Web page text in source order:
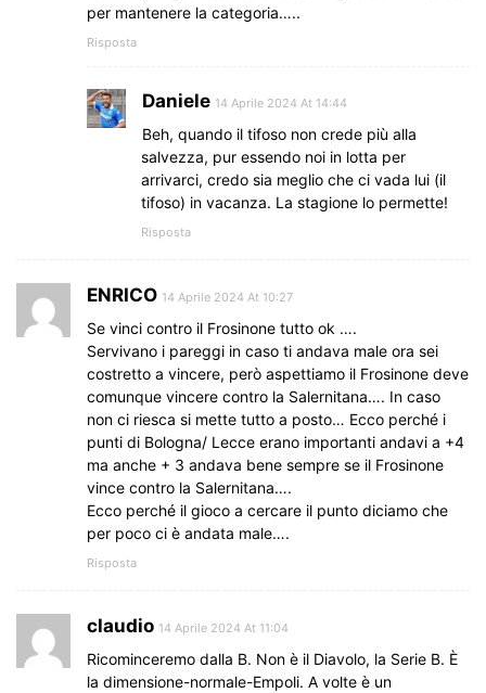
per mantenere la categoria…..
Risposta
Daniele 14 Aprile 2024 At 14:44
Beh, quando il tifoso non crede più alla
salvezza, pur essendo noi in lotta per
arrivarci, credo sia meglio che ci vada lui (il
tifoso) in vacanza. La stagione lo permette!
Risposta
ENRICO 14 Aprile 2024 At 10:27
Se vinci contro il Frosinone tutto ok ….
Servivano i pareggi in caso ti andava male ora sei
costretto a vincere, però aspettiamo il Frosinone deve
comunque vincere contro la Salernitana…. In caso
non ci riesca si mette tutto a posto… Ecco perché i
punti di Bologna/ Lecce erano importanti andavi a +4
ma anche + 3 andava bene sempre se il Frosinone
vince contro la Salernitana….
Ecco perché il gioco a cercare il punto diciamo che
per poco ci è andata male….
Risposta
claudio 14 Aprile 2024 At 11:04
Ricominceremo dalla B. Non è il Diavolo, la Serie B. È
la dimensione-normale-Empoli. A volte è un